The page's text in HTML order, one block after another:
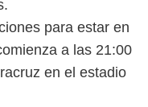
para estar en
a las 21:00
en el estadio